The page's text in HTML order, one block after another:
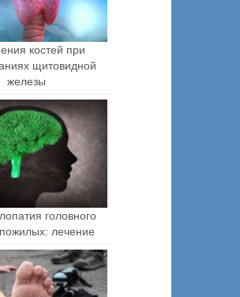
костей при
щитовидной
железы
головного
лечение